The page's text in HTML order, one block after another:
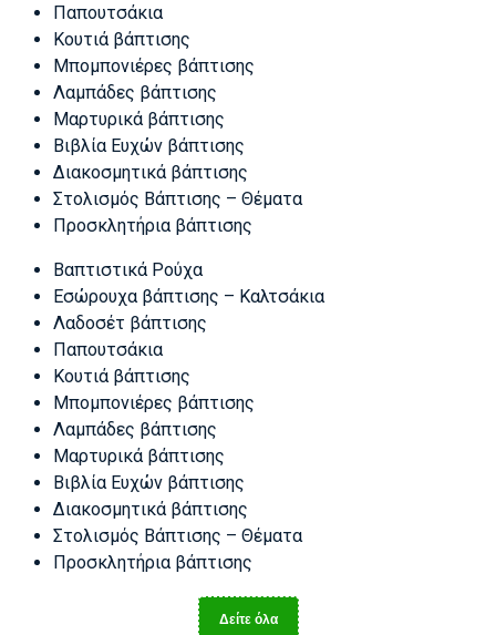
Παπουτσάκια
Κουτιά βάπτισης
Μπομπονιέρες βάπτισης
Λαμπάδες βάπτισης
Μαρτυρικά βάπτισης
Βιβλία Ευχών βάπτισης
Διακοσμητικά βάπτισης
Στολισμός Βάπτισης – Θέματα
Προσκλητήρια βάπτισης
Βαπτιστικά Ρούχα
Εσώρουχα βάπτισης – Καλτσάκια
Λαδοσέτ βάπτισης
Παπουτσάκια
Κουτιά βάπτισης
Μπομπονιέρες βάπτισης
Λαμπάδες βάπτισης
Μαρτυρικά βάπτισης
Βιβλία Ευχών βάπτισης
Διακοσμητικά βάπτισης
Στολισμός Βάπτισης – Θέματα
Προσκλητήρια βάπτισης
Δείτε όλα